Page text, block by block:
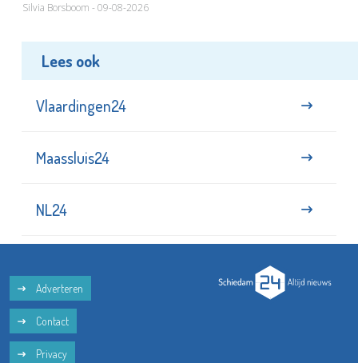
Silvia Borsboom - 09-08-2026
Lees ook
Vlaardingen24
Maassluis24
NL24
Adverteren
Contact
Privacy